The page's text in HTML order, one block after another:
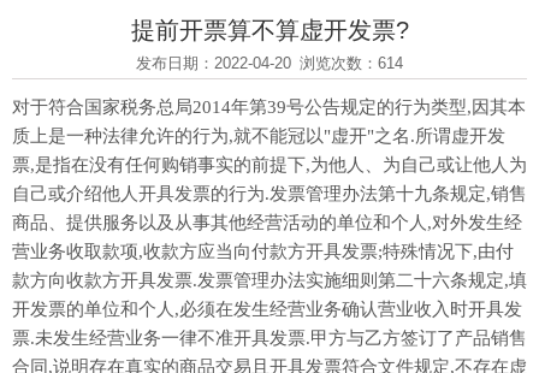
提前开票算不算虚开发票?
发布日期：2022-04-20 浏览次数：614
对于符合国家税务总局2014年第39号公告规定的行为类型,因其本
质上是一种法律允许的行为,就不能冠以"虚开"之名.所谓虚开发
票,是指在没有任何购销事实的前提下,为他人、为自己或让他人为
自己或介绍他人开具发票的行为.发票管理办法第十九条规定,销售
商品、提供服务以及从事其他经营活动的单位和个人,对外发生经
营业务收取款项,收款方应当向付款方开具发票;特殊情况下,由付
款方向收款方开具发票.发票管理办法实施细则第二十六条规定,填
开发票的单位和个人,必须在发生经营业务确认营业收入时开具发
票.未发生经营业务一律不准开具发票.甲方与乙方签订了产品销售
合同,说明存在真实的商品交易且开具发票符合文件规定,不存在虚